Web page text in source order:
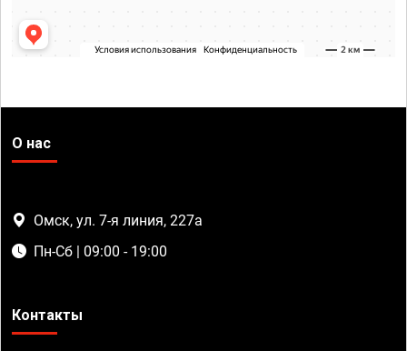
О нас
Омск, ул. 7-я линия, 227а
Пн-Сб | 09:00 - 19:00
Контакты